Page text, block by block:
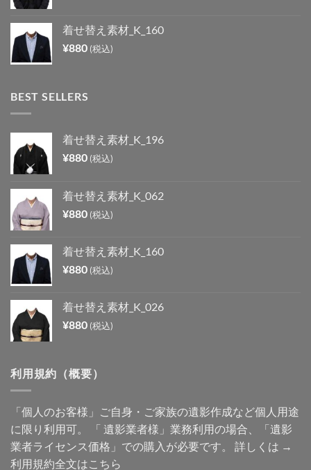
着せ替え素材_K_160
¥880 (税込)
BEST SELLERS
着せ替え素材_K_196
¥880 (税込)
着せ替え素材_K_062
¥880 (税込)
着せ替え素材_K_160
¥880 (税込)
着せ替え素材_K_026
¥880 (税込)
利用規約（概要）
「個人のお客様」ご自身・ご家族の遺影作成など個人用途
に限り利用可。 「 遺影業者様」業務利用の場合、「遺影
業者ライセンス価格」での購入が必要です。 詳しくは →
利用規約全文はこちら